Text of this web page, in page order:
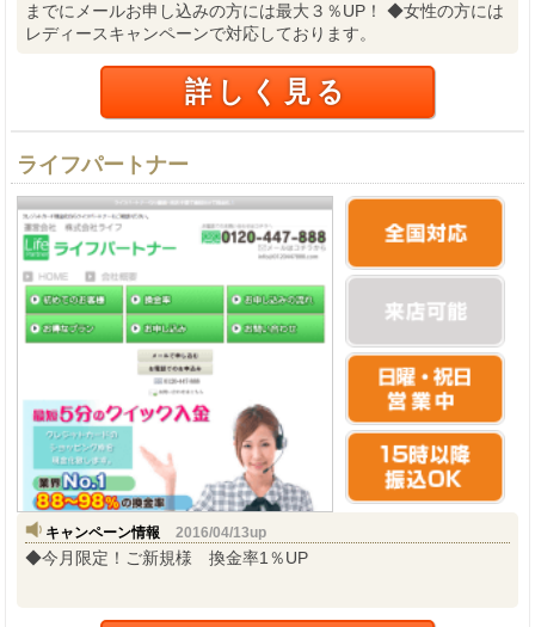
までにメールお申し込みの方には最大３％UP！ ◆女性の方には
レディースキャンペーンで対応しております。
詳しく見る
ライフパートナー
キャンペーン情報 2016/04/13up
◆今月限定！ご新規様 換金率1％UP